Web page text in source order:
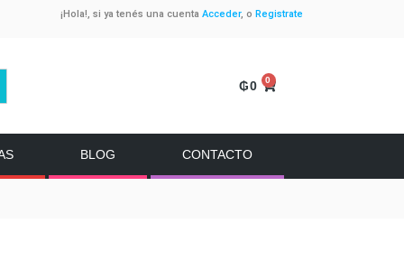
¡Hola!, si ya tenés una cuenta Acceder, o Registrate
₲0 0
BLOG CONTACTO